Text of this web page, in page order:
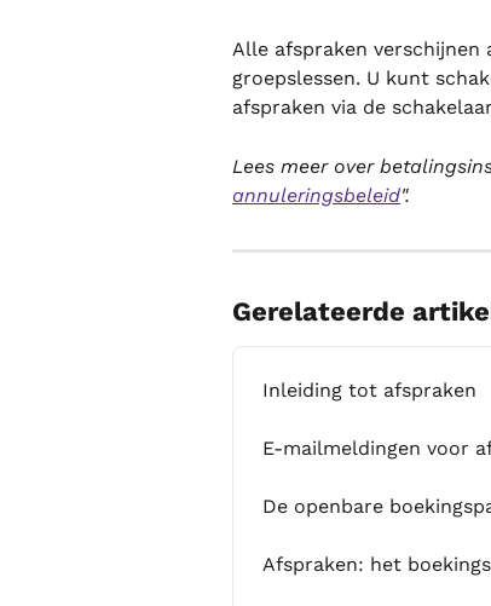
Alle afspraken
groepslessen. U kunt
afspraken via de
Lees meer over
annuleringsbeleid".
Gerelateerde
Inleiding tot afspraken
E-mailmeldingen voor
De openbare
Afspraken: het